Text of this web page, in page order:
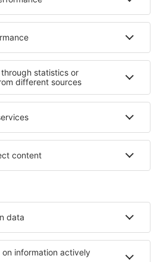
Hotels im Moseltal
Hotels im Podhale und Orava
in Zypern